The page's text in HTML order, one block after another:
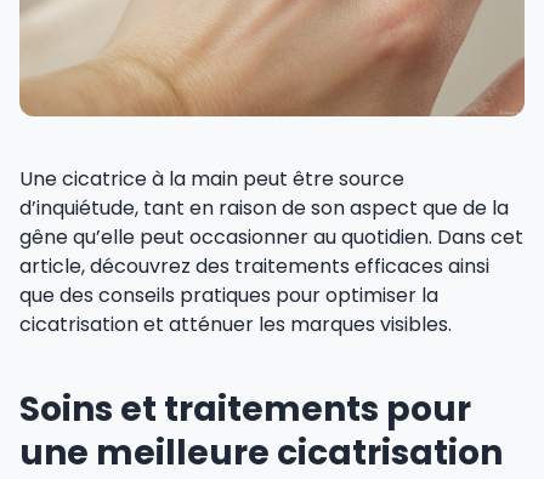
Une cicatrice à la main peut être source
d’inquiétude, tant en raison de son aspect que de la
gêne qu’elle peut occasionner au quotidien. Dans cet
article, découvrez des traitements efficaces ainsi
que des conseils pratiques pour optimiser la
cicatrisation et atténuer les marques visibles.
Soins et traitements pour
une meilleure cicatrisation